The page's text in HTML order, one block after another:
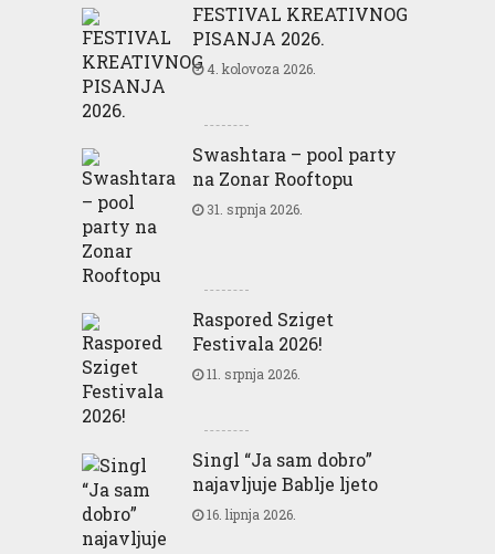
FESTIVAL KREATIVNOG
PISANJA 2026.
4. kolovoza 2026.
Swashtara – pool party
na Zonar Rooftopu
31. srpnja 2026.
Raspored Sziget
Festivala 2026!
11. srpnja 2026.
Singl “Ja sam dobro”
najavljuje Bablje ljeto
16. lipnja 2026.